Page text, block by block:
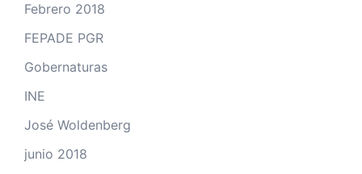
Febrero 2018
FEPADE PGR
Gobernaturas
INE
José Woldenberg
junio 2018